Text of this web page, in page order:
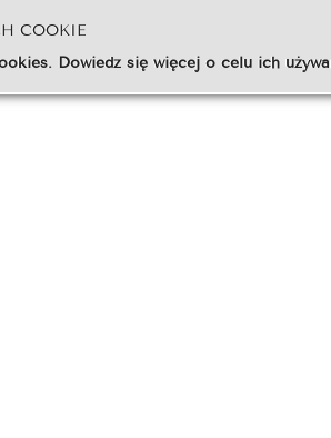
COOKIE
Dowiedz się więcej o celu ich